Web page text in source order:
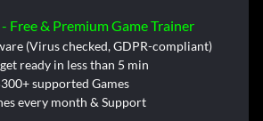
Free & Premium Game Trainer
(Virus checked, GDPR-compliant)
ready in less than 5 min
supported Games
every month & Support